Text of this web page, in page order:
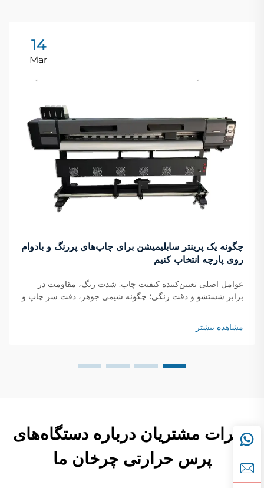
14
Mar
چگونه یک پرینتر سابلیمیشن برای چاپ‌های پررنگ و بادوام
روی پارچه انتخاب کنیم
عوامل اصلی تعیین‌کننده کیفیت چاپ: شدت رنگ، مقاومت در
برابر شستشو و دقت رنگی؛ چگونه شیمی جوهر، دقت سر چاپ و
محوشدن را تعیین می‌کنند. بهترین جوهرهای سابلیمیشن حاوی
رنگدانه‌های خالص با ذرات...
مشاهده بیشتر
نظرات مشتریان درباره دستگاه‌های
پرس حرارتی چرخان ما